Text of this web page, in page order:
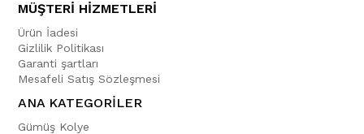
MÜŞTERİ HİZMETLERİ
Ürün İadesi
Gizlilik Politikası
Garanti şartları
Mesafeli Satış Sözleşmesi
ANA KATEGORİLER
Gümüş Kolye